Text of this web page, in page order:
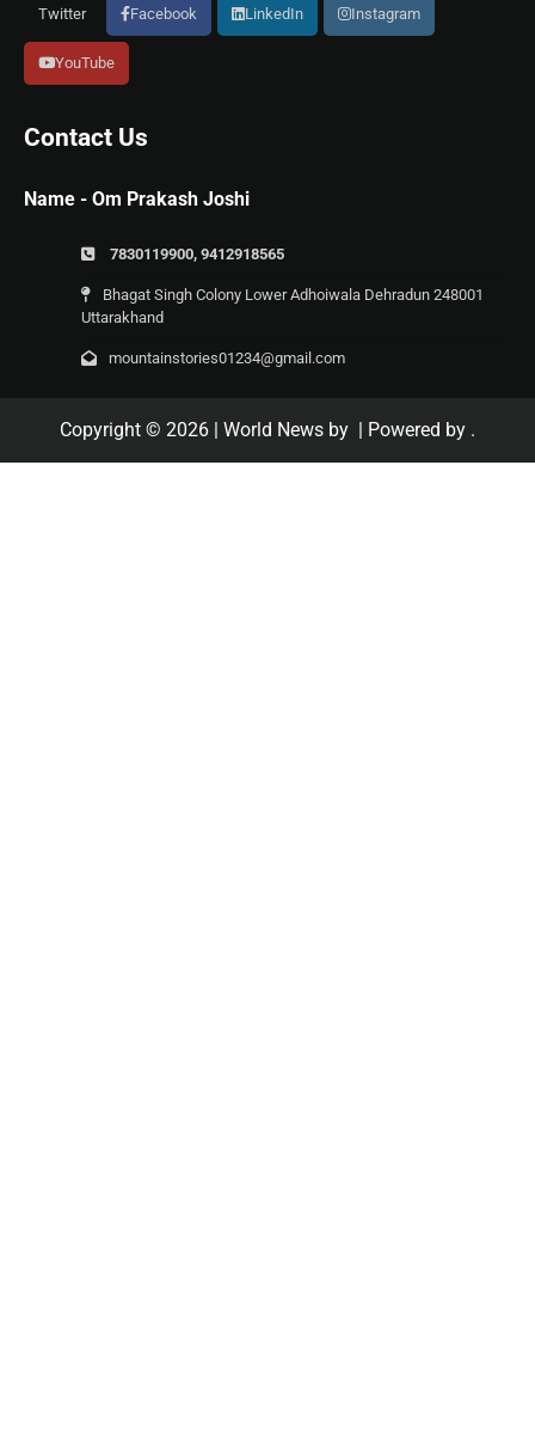
Twitter Facebook LinkedIn Instagram
YouTube
Contact Us
Name - Om Prakash Joshi
7830119900, 9412918565
Bhagat Singh Colony Lower Adhoiwala Dehradun 248001
Uttarakhand
mountainstories01234@gmail.com
Copyright © 2026 | World News by | Powered by .